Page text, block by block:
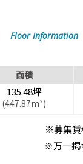
Floor Information
面積
135.48坪
(447.87m²)
※募集賃
※万一掲